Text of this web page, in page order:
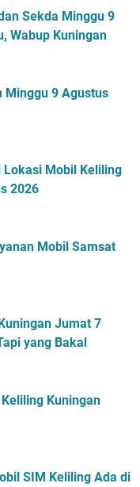
Sekda Minggu 9
Wabup Kuningan
Minggu 9 Agustus
Lokasi Mobil Keliling
2026
Mobil Samsat
Jumat 7
yang Bakal
Kuningan
SIM Keliling Ada di